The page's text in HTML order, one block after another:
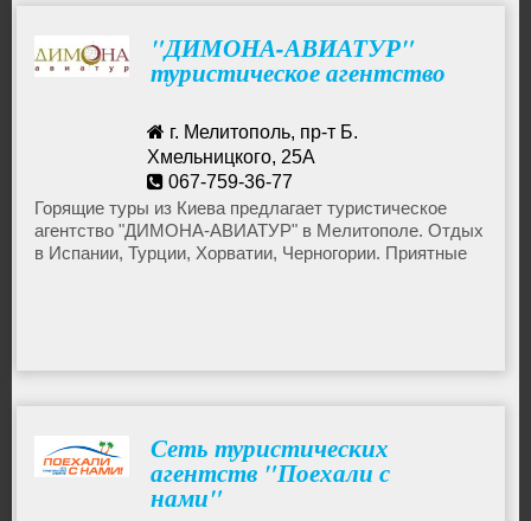
Горящие туры в Доминикану
Горящие туры в Болгарию
"ДИМОНА-АВИАТУР"
туристическое агентство
г. Мелитополь, пр-т Б.
Хмельницкого, 25А
067-759-36-77
Горящие туры из Киева предлагает туристическое
агентство "ДИМОНА-АВИАТУР" в Мелитополе. Отдых
в Испании, Турции, Хорватии, Черногории. Приятные
Сеть туристических
агентств "Поехали с
нами"